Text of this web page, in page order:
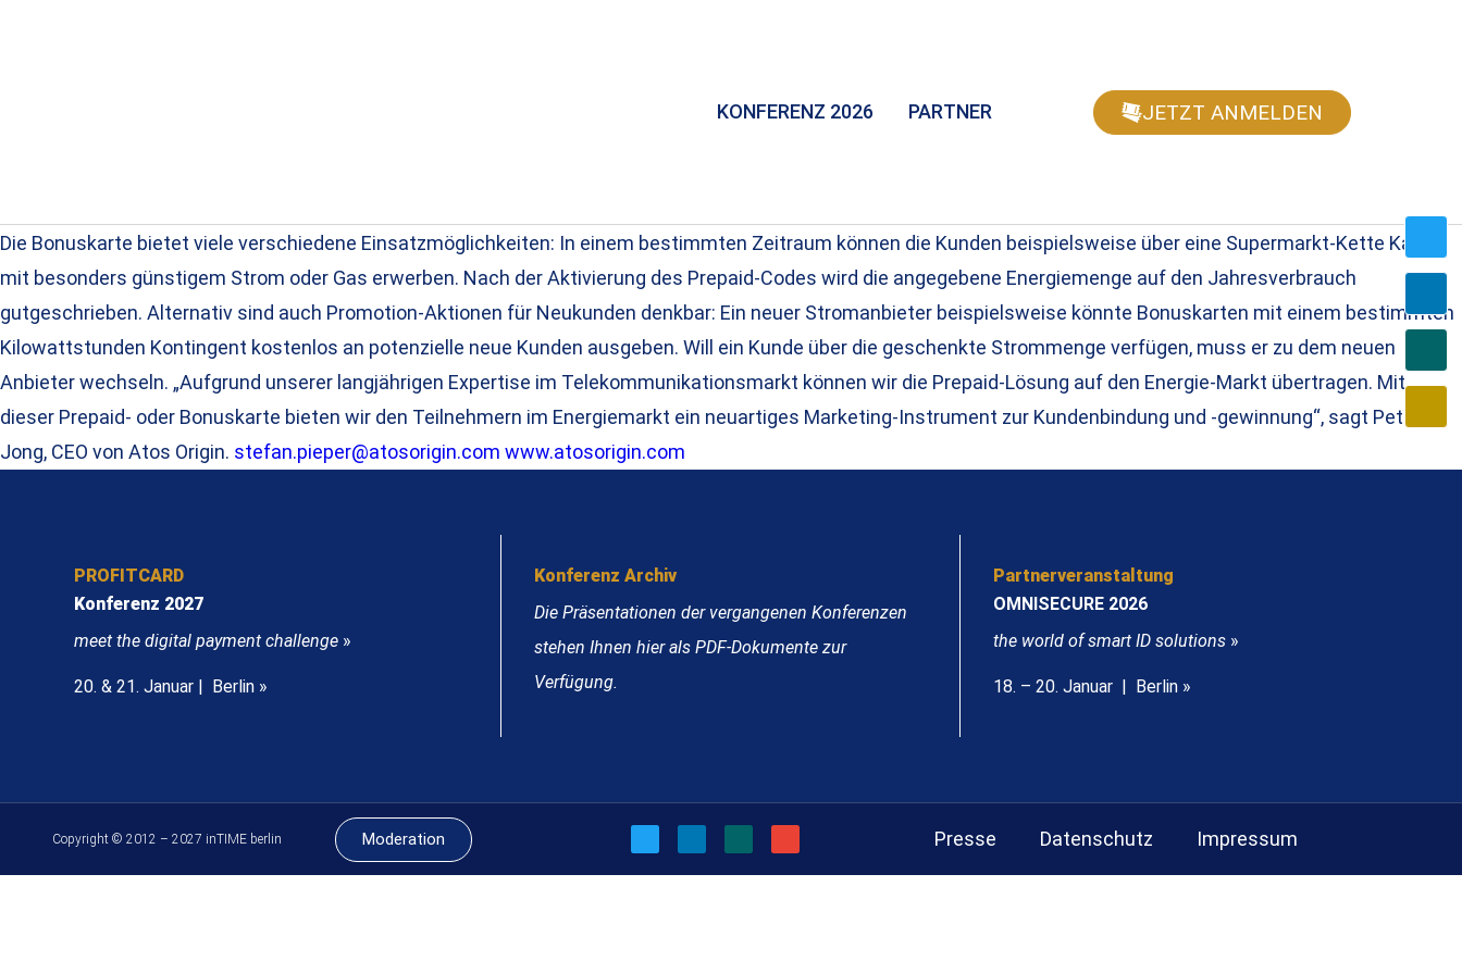
KONFERENZ 2026 PARTNER JETZT ANMELDEN
Die Bonuskarte bietet viele verschiedene Einsatzmöglichkeiten: In einem bestimmten Zeitraum können die Kunden beispielsweise über eine Supermarkt-Kette Karten
mit besonders günstigem Strom oder Gas erwerben. Nach der Aktivierung des Prepaid-Codes wird die angegebene Energiemenge auf den Jahresverbrauch
gutgeschrieben. Alternativ sind auch Promotion-Aktionen für Neukunden denkbar: Ein neuer Stromanbieter beispielsweise könnte Bonuskarten mit einem bestimmten
Kilowattstunden Kontingent kostenlos an potenzielle neue Kunden ausgeben. Will ein Kunde über die geschenkte Strommenge verfügen, muss er zu dem neuen
Anbieter wechseln. „Aufgrund unserer langjährigen Expertise im Telekommunikationsmarkt können wir die Prepaid-Lösung auf den Energie-Markt übertragen. Mit
dieser Prepaid- oder Bonuskarte bieten wir den Teilnehmern im Energiemarkt ein neuartiges Marketing-Instrument zur Kundenbindung und -gewinnung“, sagt Peter `t
Jong, CEO von Atos Origin. stefan.pieper@atosorigin.com www.atosorigin.com
PROFITCARD
Konferenz 2027
meet the digital payment challenge »
20. & 21. Januar | Berlin »
Konferenz Archiv
Die Präsentationen der vergangenen Konferenzen
stehen Ihnen hier als PDF-Dokumente zur
Verfügung.
Partnerveranstaltung
OMNISECURE 2026
the world of smart ID solutions »
18. – 20. Januar | Berlin »
Copyright © 2012 – 2027 inTIME berlin Moderation Presse Datenschutz Impressum